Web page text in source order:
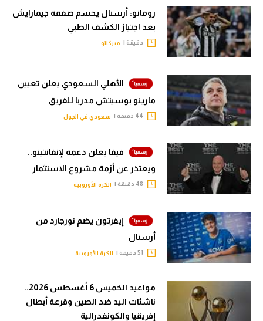
رومانو: أرسنال يحسم صفقة جيمارايش
بعد اجتياز الكشف الطبي
دقيقة | ميركاتو
الأهلي السعودي يعلن تعيين
مارينو بوسيتش مدربا للفريق
سعودي في الجول
فيفا يعلن دعمه لإنفانتينو..
ويعتذر عن أزمة مشروع الاستثمار
الكرة الأوروبية
إيفرتون يضم نورجارد من
أرسنال
الكرة الأوروبية
مواعيد الخميس 6 أغسطس 2026..
ناشئات اليد ضد الصين وقرعة أبطال
إفريقيا والكونفدرالية